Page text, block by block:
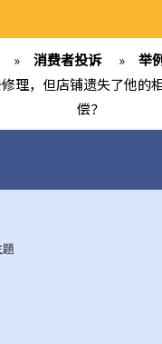
» 消费者投诉 » 举
理，但店铺遗失了他的
偿？